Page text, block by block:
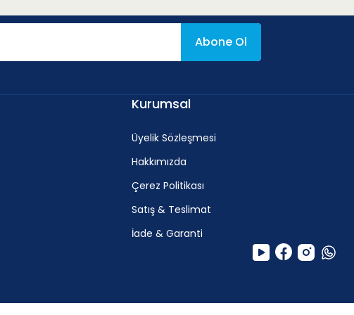
Abone Ol
Kurumsal
Üyelik Sözleşmesi
Hakkımızda
Çerez Politikası
Satış & Teslimat
İade & Garanti